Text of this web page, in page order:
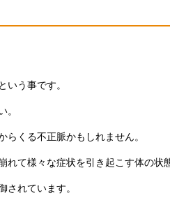
いう事です。
。
くる不正脈かもしれません。
て様々な症状を引き起こす体の状
されています。